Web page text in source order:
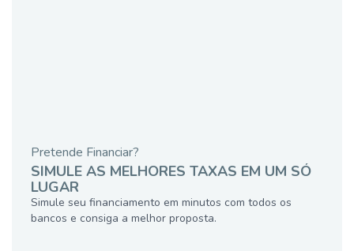
Pretende Financiar?
SIMULE AS MELHORES TAXAS EM UM SÓ
LUGAR
Simule seu financiamento em minutos com todos os
bancos e consiga a melhor proposta.